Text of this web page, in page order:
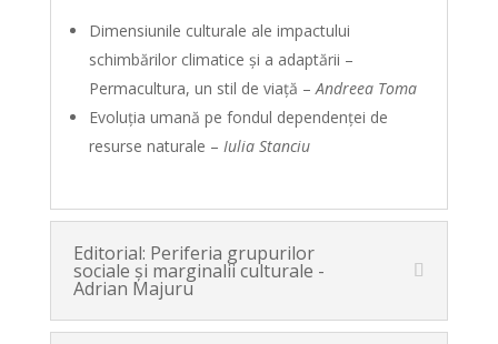
Dimensiunile culturale ale impactului
schimbărilor climatice şi a adaptării –
Permacultura, un stil de viaţă –Andreea Toma
Evoluţia umană pe fondul dependenţei de
resurse naturale – Iulia Stanciu
Editorial: Periferia grupurilor
sociale şi marginalii culturale -
Adrian Majuru